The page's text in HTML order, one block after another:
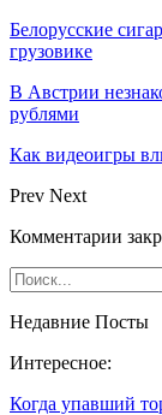
Белорусские
грузовике
В Австрии
рублями
Как видеоигры
Prev Next
Комментарии
Недавние Посты
Интересное:
Когда упавший